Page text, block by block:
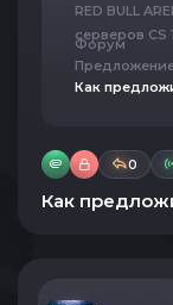
RED BULL
серверов CS
Форум
Как
0
Как